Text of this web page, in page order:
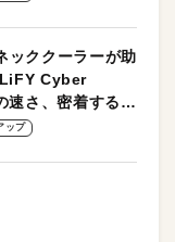
ッククーラーが助
Cyber
速さ、密着する冷
作性がグッド！
ップ